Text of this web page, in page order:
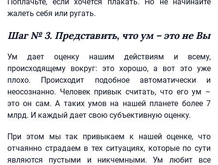
жалеть себя или ругать.
Шаг № 3. Представить, что ум – это не Вы
Ум дает оценку нашим действиям и всему,
происходящему вокруг: это хорошо, а вот это уже
плохо. Происходит подобное автоматически и
неосознанно. Человек привык считать, что его ум –
это он сам. А таких умов на нашей планете более 7
млрд. И каждый дает свою субъективную оценку.
При этом мы так привыкаем к нашей оценке, что
отчаянно страдаем в тех ситуациях, которые по сути
являются пустыми и никчемными. Ум любит все